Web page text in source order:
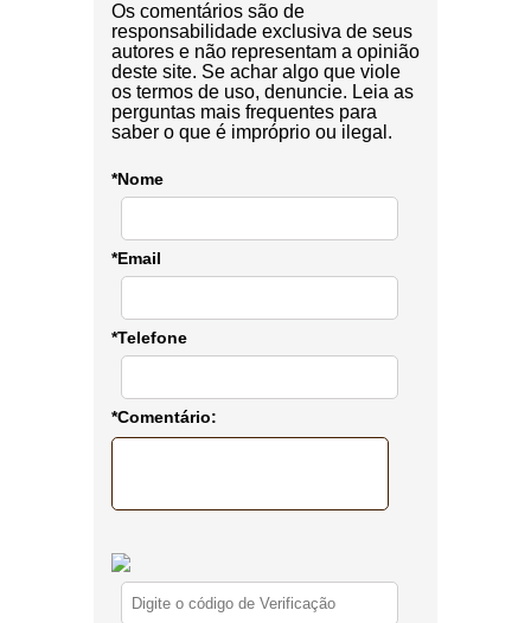
Os comentários são de
responsabilidade exclusiva de seus
autores e não representam a opinião
deste site. Se achar algo que viole
os termos de uso, denuncie. Leia as
perguntas mais frequentes para
saber o que é impróprio ou ilegal.
*Nome
*Email
*Telefone
*Comentário: